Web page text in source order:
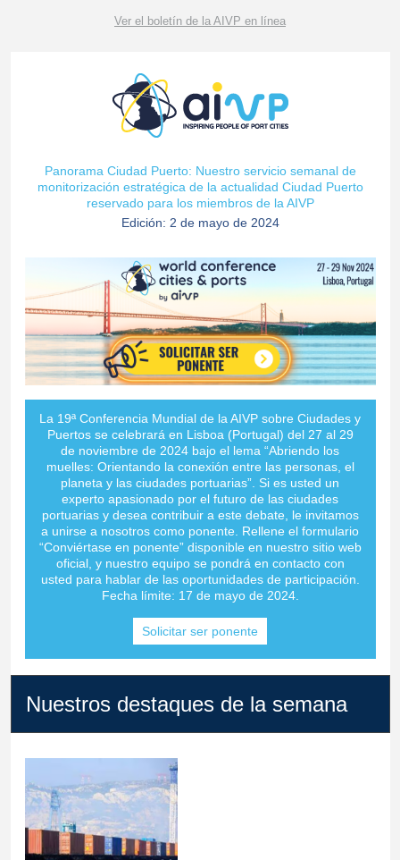
Ver el boletín de la AIVP en línea
Panorama Ciudad Puerto: Nuestro servicio semanal de
monitorización estratégica de la actualidad Ciudad Puerto
reservado para los miembros de la AIVP
Edición: 2 de mayo de 2024
La 19ª Conferencia Mundial de la AIVP sobre Ciudades y
Puertos se celebrará en Lisboa (Portugal) del 27 al 29
de noviembre de 2024 bajo el lema “Abriendo los
muelles: Orientando la conexión entre las personas, el
planeta y las ciudades portuarias”. Si es usted un
experto apasionado por el futuro de las ciudades
portuarias y desea contribuir a este debate, le invitamos
a unirse a nosotros como ponente. Rellene el formulario
“Conviértase en ponente” disponible en nuestro sitio web
oficial, y nuestro equipo se pondrá en contacto con
usted para hablar de las oportunidades de participación.
Fecha límite: 17 de mayo de 2024.
Solicitar ser ponente
Nuestros destaques de la semana